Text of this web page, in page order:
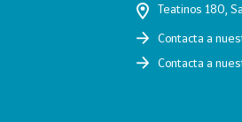
Teatinos 180,
Contacta a
Contacta a